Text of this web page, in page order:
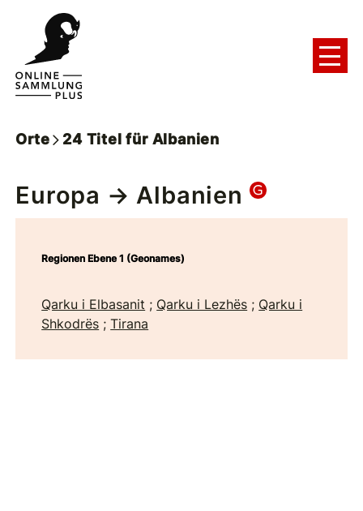
Orte 24Titel für Albanien
Europa → Albanien
Regionen Ebene 1 (Geonames)
Qarku i Elbasanit ; Qarku i Lezhës ; Qarku i
Shkodrës ;Tirana